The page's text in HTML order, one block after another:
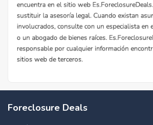
Foreclosure Deals